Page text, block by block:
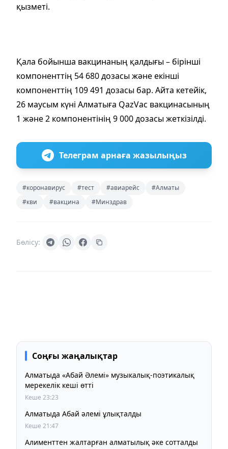
қызметі.
Қала бойынша вакцинаның қалдығы – бірінші
компоненттің 54 680 дозасы және екінші
компоненттің 109 491 дозасы бар. Айта кетейік,
26 маусым күні Алматыға QazVac вакцинасының
1 және 2 компонентінің 9 000 дозасы жеткізілді.
Телеграм арнаға жазылыңыз
#коронавирус #тест #авиарейс
#Алматы
#кви
#вакцина #Минздрав
Бөлісу:
Соңғы жаңалықтар
Алматыда «Абай Әлемі» музыкалық-поэтикалық
мерекелік кеші өтті
Кеше 23:23
Алматыда Абай әлемі ұлықталды
Кеше 21:47
Алименттен жалтарған алматылық әке сотталды